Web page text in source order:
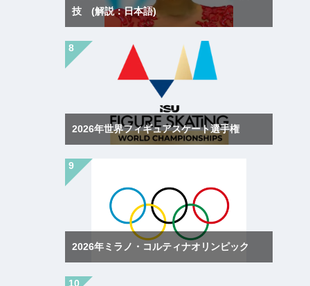
技 (解説：日本語)
2026年世界フィギュアスケート選手権
2026年ミラノ・コルティナオリンピック